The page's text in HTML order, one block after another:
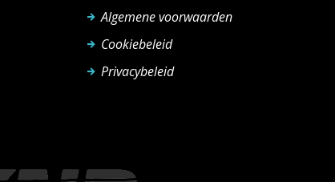
Algemene voorwaarden
Cookiebeleid
Privacybeleid